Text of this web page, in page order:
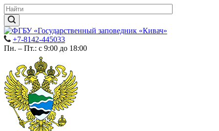
+7-8142-445033
Пн. – Пт.: с 9:00 до 18:00